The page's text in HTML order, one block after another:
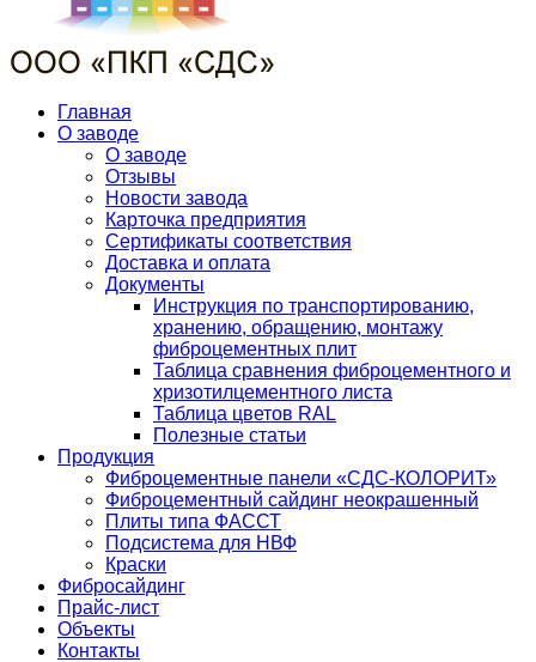
Главная
О заводе
О заводе
Отзывы
Новости завода
Карточка предприятия
Сертификаты соответствия
Доставка и оплата
Документы
Инструкция по транспортированию,
хранению, обращению, монтажу
фиброцементных плит
Таблица сравнения фиброцементного и
хризотилцементного листа
Таблица цветов RAL
Полезные статьи
Продукция
Фиброцементные панели «СДС-КОЛОРИТ»
Фиброцементный сайдинг неокрашенный
Плиты типа ФАССТ
Подсистема для НВФ
Краски
Фибросайдинг
Прайс-лист
Объекты
Контакты